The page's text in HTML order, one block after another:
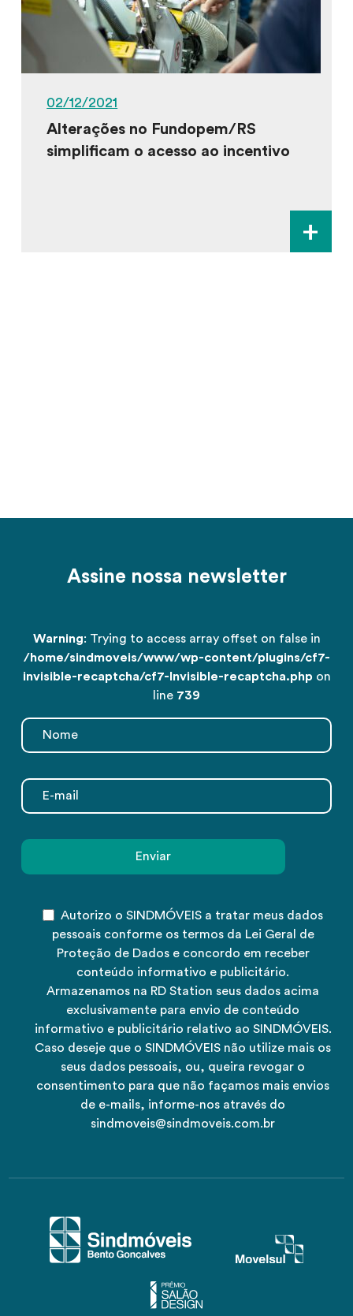
02/12/2021
Alterações no Fundopem/RS
simplificam o acesso ao incentivo
+
Assine nossa newsletter
Warning: Trying to access array offset on false in
/home/sindmoveis/www/wp-content/plugins/cf7-
invisible-recaptcha/cf7-Invisible-recaptcha.php on
line 739
Autorizo o SINDMÓVEIS a tratar meus dados
pessoais conforme os termos da Lei Geral de
Proteção de Dados e concordo em receber
conteúdo informativo e publicitário.
Armazenamos na RD Station seus dados acima
exclusivamente para envio de conteúdo
informativo e publicitário relativo ao SINDMÓVEIS.
Caso deseje que o SINDMÓVEIS não utilize mais os
seus dados pessoais, ou, queira revogar o
consentimento para que não façamos mais envios
de e-mails, informe-nos através do
sindmoveis@sindmoveis.com.br